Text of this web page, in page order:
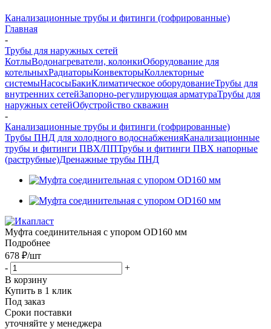
Канализационные трубы и фитинги (гофрированные)
Главная
-
Трубы для наружных сетей
КотлыВодонагреватели, колонкиОборудование для
котельныхРадиаторыКонвекторыКоллекторные
системыНасосыБакиКлиматическое оборудованиеТрубы для
внутренних сетейЗапорно-регулирующая арматураТрубы для
наружных сетейОбустройство скважин
-
Канализационные трубы и фитинги (гофрированные)
Трубы ПНД для холодного водоснабженияКанализационные
трубы и фитинги ПВХ/ППТрубы и фитинги ПВХ напорные
(раструбные)Дренажные трубы ПНД
Муфта соединительная с упором OD160 мм
Подробнее
678 ₽/шт
-
+
В корзину
Купить в 1 клик
Под заказ
Сроки поставки
уточняйте у менеджера